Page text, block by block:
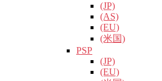
(JP)
(AS)
(EU)
(米国)
PSP
(JP)
(EU)